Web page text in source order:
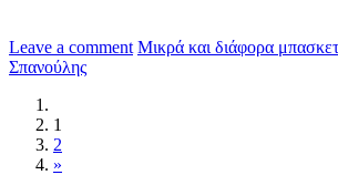
Leave a comment Μικρά και διάφορα
Σπανούλης
1
2
»